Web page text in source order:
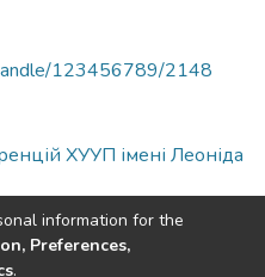
123456789/2148
ХУУП імені Леоніда
information for the
Preferences,
.